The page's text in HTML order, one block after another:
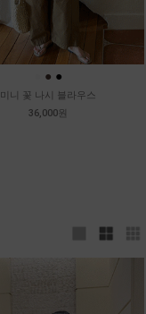
● ●
미니 꽃 나시 블라우스
36,000원